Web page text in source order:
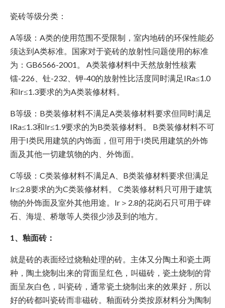
瓷砖等级分类：
A等级：A类的使用范围不受限制，室内地砖的环保性能必
须达到A类标准。国家对于瓷砖的放射性问题使用的标准
为：GB6566-2001。 A类装修材料中天然放射性核素
镭-226、钍-232、钾-40的放射性比活度同时满足IRa≤1.0
和Ir≤1.3要求的为A类装修材料。
B等级：B类装修材料不满足A类装修材料要求但同时满足
IRa≤1.3和Ir≤1.9要求的为B类装修材料。 B类装修材料不可
用于I类民用建筑的内饰面，但可用于I类民用建筑的外饰
面及其他一切建筑物的内、外饰面。
C等级：C类装修材料不满足A、B类装修材料要求但满足
Ir≤2.8要求的为C类装修材料。 C类装修材料只可用于建筑
物的外饰面及室外其他用途。Ir＞2.8的花岗石只可用于碑
石、海堤、桥墩等人类很少涉及到的地方。
1、釉面砖：
就是砖的表面经过烧釉处理的砖。主体又分陶土和瓷土两
种，陶土烧制出来的背面呈红色，叫磁砖，瓷土烧制的背
面呈灰白色，叫瓷砖，通常瓷土烧制出来的效果好，所以
好的砖都叫瓷砖而非磁砖。釉面砖分类按原材料分为陶制